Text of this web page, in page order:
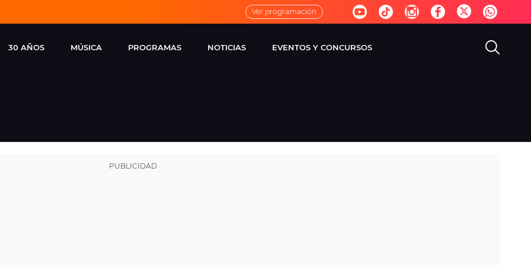
Ver programación
30 AÑOS MÚSICA
FM
PROGRAMAS
VIRALES
NOTICIAS EVENTOS Y CONCURSOS